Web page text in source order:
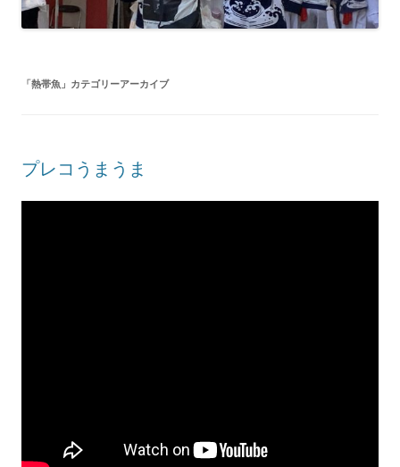
「熱帯魚 」カテゴリーアーカイブ
プレコうまうま